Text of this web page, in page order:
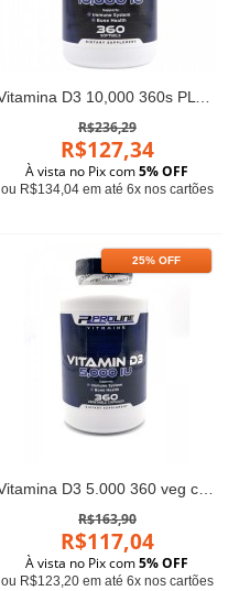
Vitamina D3 10,000 360s PLV - ProLine
R$236,29
R$127,34
À vista no Pix com5% OFF
ou R$134,04 em até 6x nos cartões
25% OFF
Vitamina D3 5.000 360 veg caps PLV Proline
R$163,90
R$117,04
À vista no Pix com5% OFF
ou R$123,20 em até 6x nos cartões